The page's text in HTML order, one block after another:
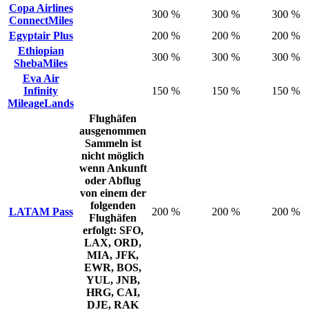
Copa Airlines
ConnectMiles
300 % 300 %
300 %
Egyptair Plus
200 % 200 %
200 %
Ethiopian
ShebaMiles
300 % 300 %
300 %
Eva Air
Infinity
MileageLands
150 % 150 % 150 %
LATAM Pass
Flughäfen
ausgenommen
Sammeln ist
nicht möglich
wenn Ankunft
oder Abflug
von einem der
folgenden
Flughäfen
erfolgt: SFO,
LAX, ORD,
MIA, JFK,
EWR, BOS,
YUL, JNB,
HRG, CAI,
DJE, RAK
200 % 200 % 200 %